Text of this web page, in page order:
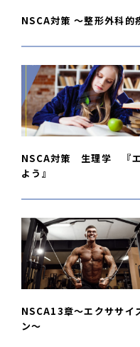
NSCA対策 〜整形外科的
NSCA対策 生理学 『エ
よう』
NSCA13章〜エクササイ
ン〜